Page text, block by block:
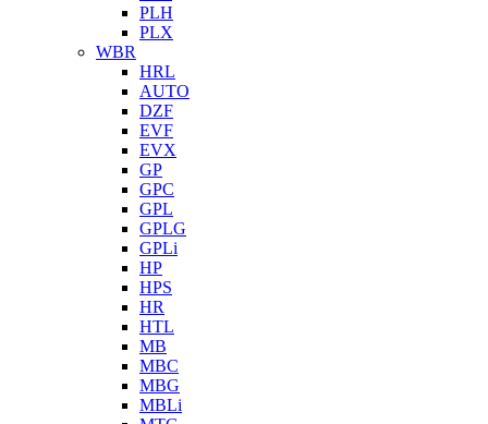
PLH
PLX
WBR
HRL
AUTO
DZF
EVF
EVX
GP
GPC
GPL
GPLG
GPLi
HP
HPS
HR
HTL
MB
MBC
MBG
MBLi